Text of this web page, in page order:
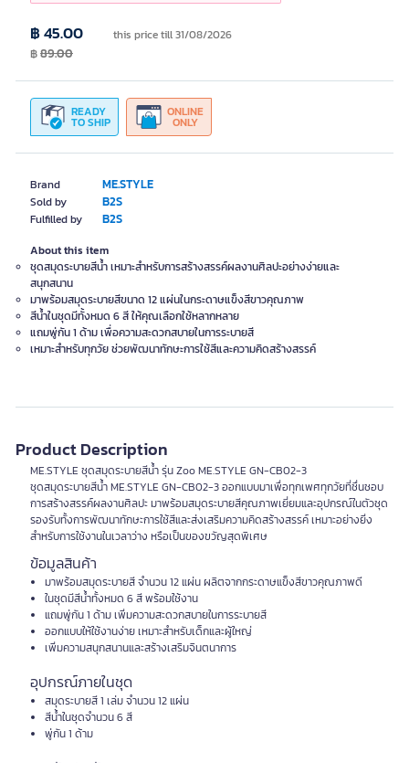
Brand ME.STYLE
Sold by B2S
Fulfilled by B2S
READY
TO SHIP
ONLINE
ONLY
฿ 45.00 this price till 31/08/2026
฿89.00
About this item
ชุดสมุดระบายสีน้ำ เหมาะสำหรับการสร้างสรรค์ผลงานศิลปะอย่างง่ายและ
สนุกสนาน
มาพร้อมสมุดระบายสีขนาด 12 แผ่นในกระดาษแข็งสีขาวคุณภาพ
สีน้ำในชุดมีทั้งหมด 6 สี ให้คุณเลือกใช้หลากหลาย
แถมพู่กัน 1 ด้าม เพื่อความสะดวกสบายในการระบายสี
เหมาะสำหรับทุกวัย ช่วยพัฒนาทักษะการใช้สีและความคิดสร้างสรรค์
Product Description
ME.STYLE ชุดสมุดระบายสีน้ำ รุ่น Zoo ME.STYLE GN-CB02-3
ชุดสมุดระบายสีน้ำ ME.STYLE GN-CB02-3 ออกแบบมาเพื่อทุกเพศทุกวัยที่ชื่นชอบ
การสร้างสรรค์ผลงานศิลปะ มาพร้อมสมุดระบายสีคุณภาพเยี่ยมและอุปกรณ์ในตัวชุด
รองรับทั้งการพัฒนาทักษะการใช้สีและส่งเสริมความคิดสร้างสรรค์ เหมาะอย่างยิ่ง
สำหรับการใช้งานในเวลาว่าง หรือเป็นของขวัญสุดพิเศษ
ข้อมูลสินค้า
มาพร้อมสมุดระบายสี จำนวน 12 แผ่น ผลิตจากกระดาษแข็งสีขาวคุณภาพดี
ในชุดมีสีน้ำทั้งหมด 6 สี พร้อมใช้งาน
แถมพู่กัน 1 ด้าม เพิ่มความสะดวกสบายในการระบายสี
ออกแบบให้ใช้งานง่าย เหมาะสำหรับเด็กและผู้ใหญ่
เพิ่มความสนุกสนานและสร้างเสริมจินตนาการ
อุปกรณ์ภายในชุด
สมุดระบายสี 1 เล่ม จำนวน 12 แผ่น
สีน้ำในชุดจำนวน 6 สี
พู่กัน 1 ด้าม